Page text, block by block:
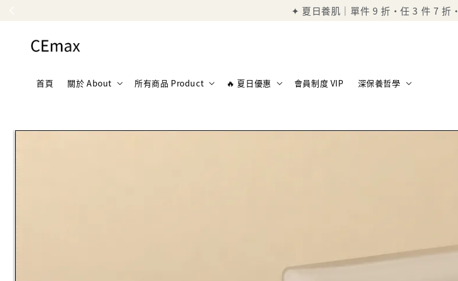
✦新會員立即享 $100 折價券｜8/31前限定
首頁 關於 About 所有商品 Product 🔥 夏日優惠 會員制度 VIP 深保養哲學